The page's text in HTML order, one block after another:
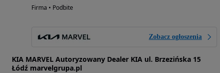
Firma • Podbite
Zobacz ogłoszenia
KIA MARVEL Autoryzowany Dealer KIA ul. Brzezińska 15
Łódź marvelgrupa.pl